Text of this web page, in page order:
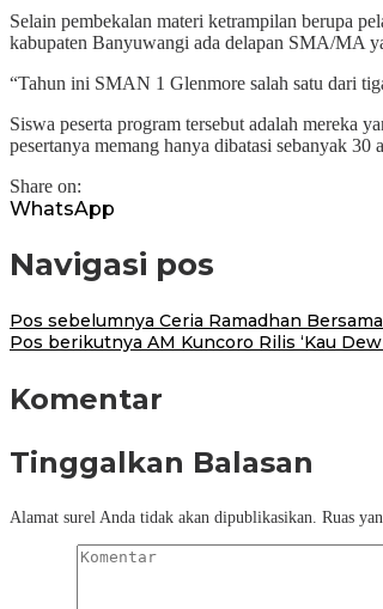
Selain pembekalan materi ketrampilan berupa
kabupaten Banyuwangi ada delapan SMA/MA
“Tahun ini SMAN 1 Glenmore salah satu dari
Siswa peserta program tersebut adalah mereka
pesertanya memang hanya dibatasi sebanyak
Share on:
WhatsApp
Navigasi pos
Pos sebelumnya Ceria Ramadhan
Pos berikutnya AM Kuncoro Rilis ‘Kau
Komentar
Tinggalkan Balasan
Alamat surel Anda tidak akan dipublikasikan. Ruas